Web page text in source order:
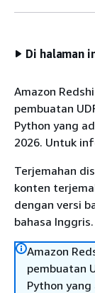
Di halaman
Amazon
pembuatan
Python yang
2026. Untuk
Terjemahan
konten
dengan versi
bahasa Inggris.
Amazon
pembuatan
Python